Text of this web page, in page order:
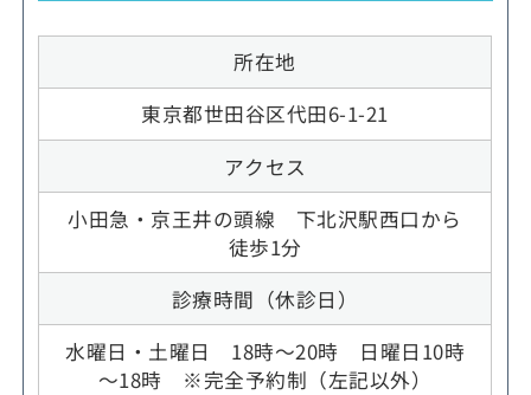
所在地
東京都世田谷区代田6-1-21
アクセス
小田急・京王井の頭線 下北沢駅西口から
徒歩1分
診療時間（休診日）
水曜日・土曜日 18時～20時 日曜日10時
～18時 ※完全予約制（左記以外）